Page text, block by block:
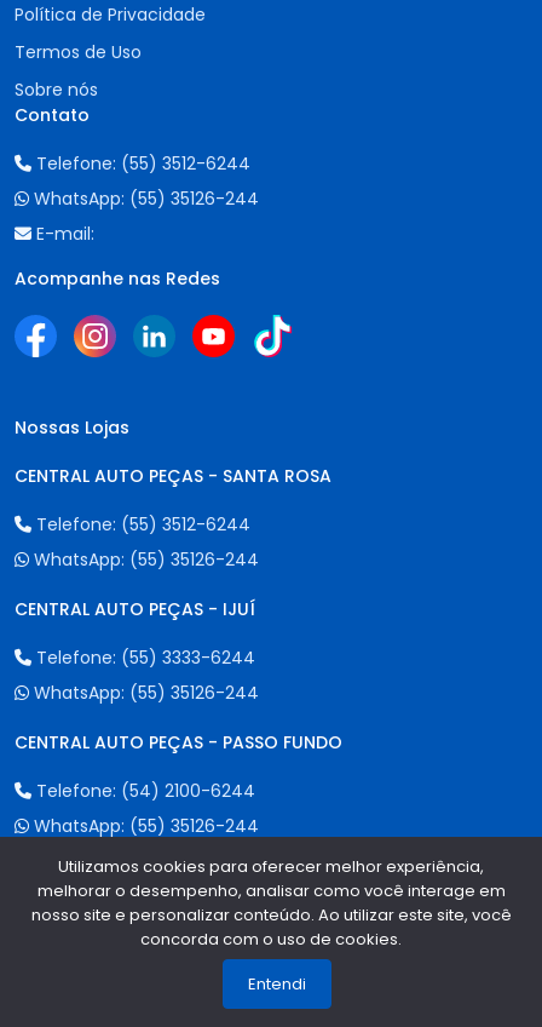
Política de Privacidade
Termos de Uso
Sobre nós
Contato
Telefone: (55) 3512-6244
WhatsApp: (55) 35126-244
E-mail:
Acompanhe nas Redes
Nossas Lojas
CENTRAL AUTO PEÇAS - SANTA ROSA
Telefone: (55) 3512-6244
WhatsApp: (55) 35126-244
CENTRAL AUTO PEÇAS - IJUÍ
Telefone: (55) 3333-6244
WhatsApp: (55) 35126-244
CENTRAL AUTO PEÇAS - PASSO FUNDO
Telefone: (54) 2100-6244
WhatsApp: (55) 35126-244
CENTRAL AUTO PEÇAS - CAXIAS DO SUL
Telefone:(54) 3535-6844
(55) 35126-244
CENTRAL AUTO PEÇAS - ERECHIM
Utilizamos cookies para oferecer melhor experiência,
melhorar o desempenho, analisar como você interage em
nosso site e personalizar conteúdo. Ao utilizar este site, você
concorda com o uso de cookies.
Entendi